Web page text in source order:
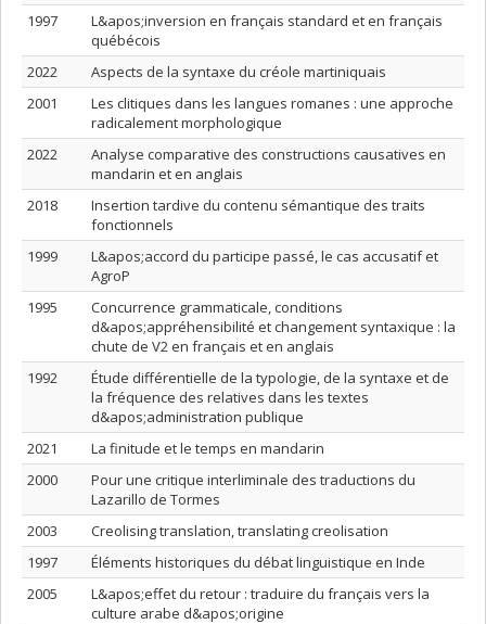
1997
L&apos;inversion en français standard et en français
québécois
2022
Aspects de la syntaxe du créole martiniquais
2001
Les clitiques dans les langues romanes : une approche
radicalement morphologique
2022
Analyse comparative des constructions causatives en
mandarin et en anglais
2018
Insertion tardive du contenu sémantique des traits
fonctionnels
1999
L&apos;accord du participe passé, le cas accusatif et
AgroP
1995
Concurrence grammaticale, conditions
d&apos;appréhensibilité et changement syntaxique : la
chute de V2 en français et en anglais
1992
Étude différentielle de la typologie, de la syntaxe et de
la fréquence des relatives dans les textes
d&apos;administration publique
2021
La finitude et le temps en mandarin
2000
Pour une critique interliminale des traductions du
Lazarillo de Tormes
2003
Creolising translation, translating creolisation
1997
Éléments historiques du débat linguistique en Inde
2005
L&apos;effet du retour : traduire du français vers la
culture arabe d&apos;origine